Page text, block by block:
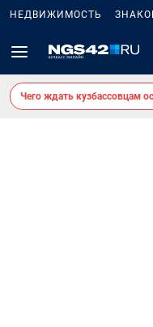
НЕДВИЖИМОСТЬ
Чего ждать кузбассовцам